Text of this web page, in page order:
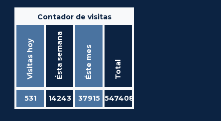
Contador de visitas
Visitas hoy Ésta semana Éste mes Total
531 14243 37915 547408